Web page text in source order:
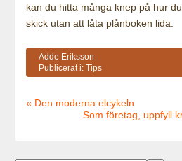
kan du hitta många knep på hur
skick utan att låta plånboken lida.
Adde Eriksson
Publicerat i:Tips
« Den moderna elcykeln
Som företag, uppfyll